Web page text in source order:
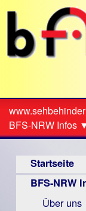
direkt
Textinhalt
Sie
sind
hier
BFS-NRW Infos
Startseite
BFS-NRW
Über uns